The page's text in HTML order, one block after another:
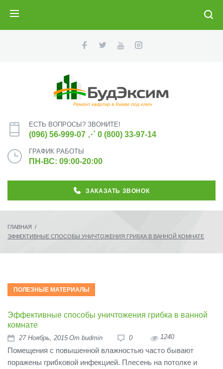
ЕСТЬ ВОПРОСЫ? ЗВОНИТЕ!
(096) 56-999-07 ⋰ 0 (800) 33-97-14
ГРАФИК РАБОТЫ
ПН-ВС: 09:00-20:00
ЗАКАЗАТЬ ЗВОНОК
ГЛАВНАЯ /
ЭФФЕКТИВНЫЕ СПОСОБЫ УНИЧТОЖЕНИЯ ГРИБКА В ВАННОЙ КОМНАТЕ
ПОЛЕЗНЫЕ МАТЕРИАЛЫ
Эффективные способы уничтожения грибка в ванной
комнате
27Ноябрь, 2015 От budmin 0 1240
Помещения с повышенной влажностью часто бывают
поражены грибковой инфекцией. Плесень на потолке и